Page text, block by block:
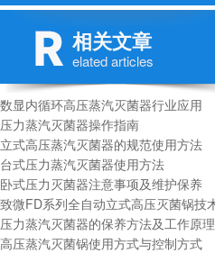
相关文章
elated articles
数显内循环高压蒸汽灭菌器行业应用
压力蒸汽灭菌器操作指南
立式高压蒸汽灭菌器的规范使用方法
台式压力蒸汽灭菌器使用方法
卧式压力灭菌器注意事项及维护保养
压力蒸汽灭菌器的保养方法及工作原理
高压蒸汽灭菌锅使用方式与控制方式